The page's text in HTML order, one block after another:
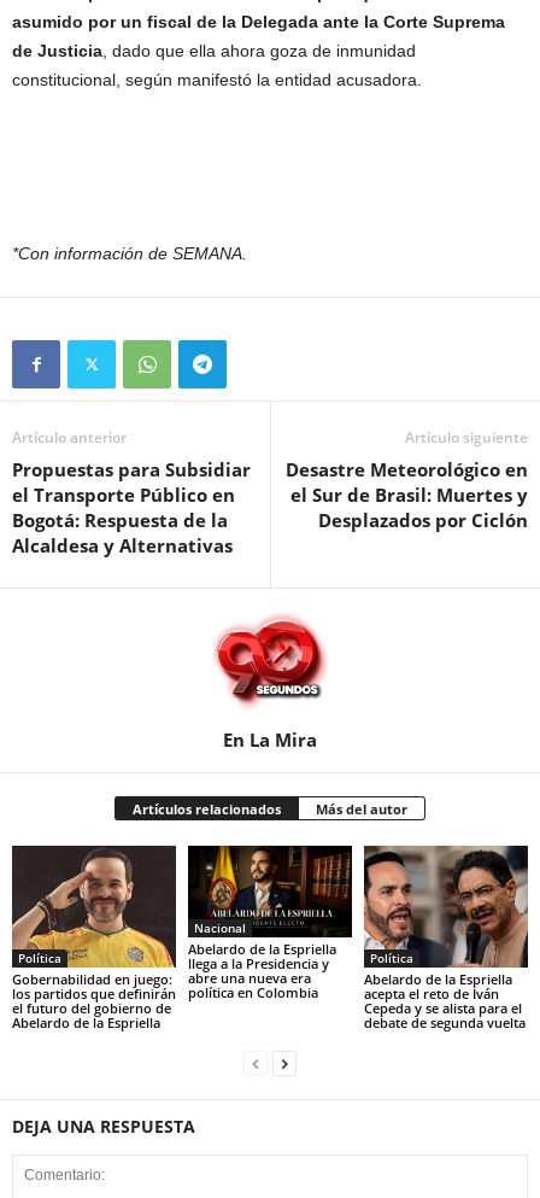
asumido por un fiscal de la Delegada ante la Corte Suprema
de Justicia , dado que ella ahora goza de inmunidad
constitucional, según manifestó la entidad acusadora.
*Con información de SEMANA.
Artículo anterior
Propuestas para Subsidiar
el Transporte Público en
Bogotá: Respuesta de la
Alcaldesa y Alternativas
Artículo siguiente
Desastre Meteorológico en
el Sur de Brasil: Muertes y
Desplazados por Ciclón
En La Mira
Artículos relacionados Más del autor
Política
Gobernabilidad en juego:
los partidos que definirán
el futuro del gobierno de
Abelardo de la Espriella
Nacional
Abelardo de la Espriella
llega a la Presidencia y
abre una nueva era
política en Colombia
Política
Abelardo de la Espriella
acepta el reto de Iván
Cepeda y se alista para el
debate de segunda vuelta
DEJA UNA RESPUESTA